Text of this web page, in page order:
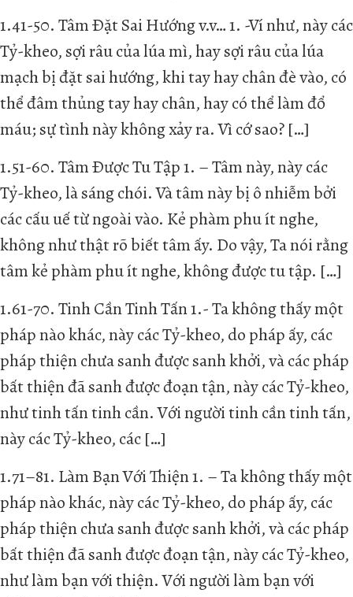
1.41-50. Tâm Ðặt Sai Hướng v.v… 1. -Ví như, này các
Tỷ-kheo, sợi râu của lúa mì, hay sợi râu của lúa
mạch bị đặt sai hướng, khi tay hay chân đè vào, có
thể đâm thủng tay hay chân, hay có thể làm đổ
máu; sự tình này không xảy ra. Vì cớ sao? […]
1.51-60. Tâm Ðược Tu Tập 1. – Tâm này, này các
Tỷ-kheo, là sáng chói. Và tâm này bị ô nhiễm bởi
các cấu uế từ ngoài vào. Kẻ phàm phu ít nghe,
không như thật rõ biết tâm ấy. Do vậy, Ta nói rằng
tâm kẻ phàm phu ít nghe, không được tu tập. […]
1.61-70. Tinh Cần Tinh Tấn 1.- Ta không thấy một
pháp nào khác, này các Tỷ-kheo, do pháp ấy, các
pháp thiện chưa sanh được sanh khởi, và các pháp
bất thiện đã sanh được đoạn tận, này các Tỷ-kheo,
như tinh tấn tinh cần. Với người tinh cần tinh tấn,
này các Tỷ-kheo, các […]
1.71–81. Làm Bạn Với Thiện 1. – Ta không thấy một
pháp nào khác, này các Tỷ-kheo, do pháp ấy, các
pháp thiện chưa sanh được sanh khởi, và các pháp
bất thiện đã sanh được đoạn tận, này các Tỷ-kheo,
như làm bạn với thiện. Với người làm bạn với